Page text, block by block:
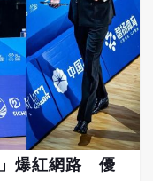
」爆紅網路 優